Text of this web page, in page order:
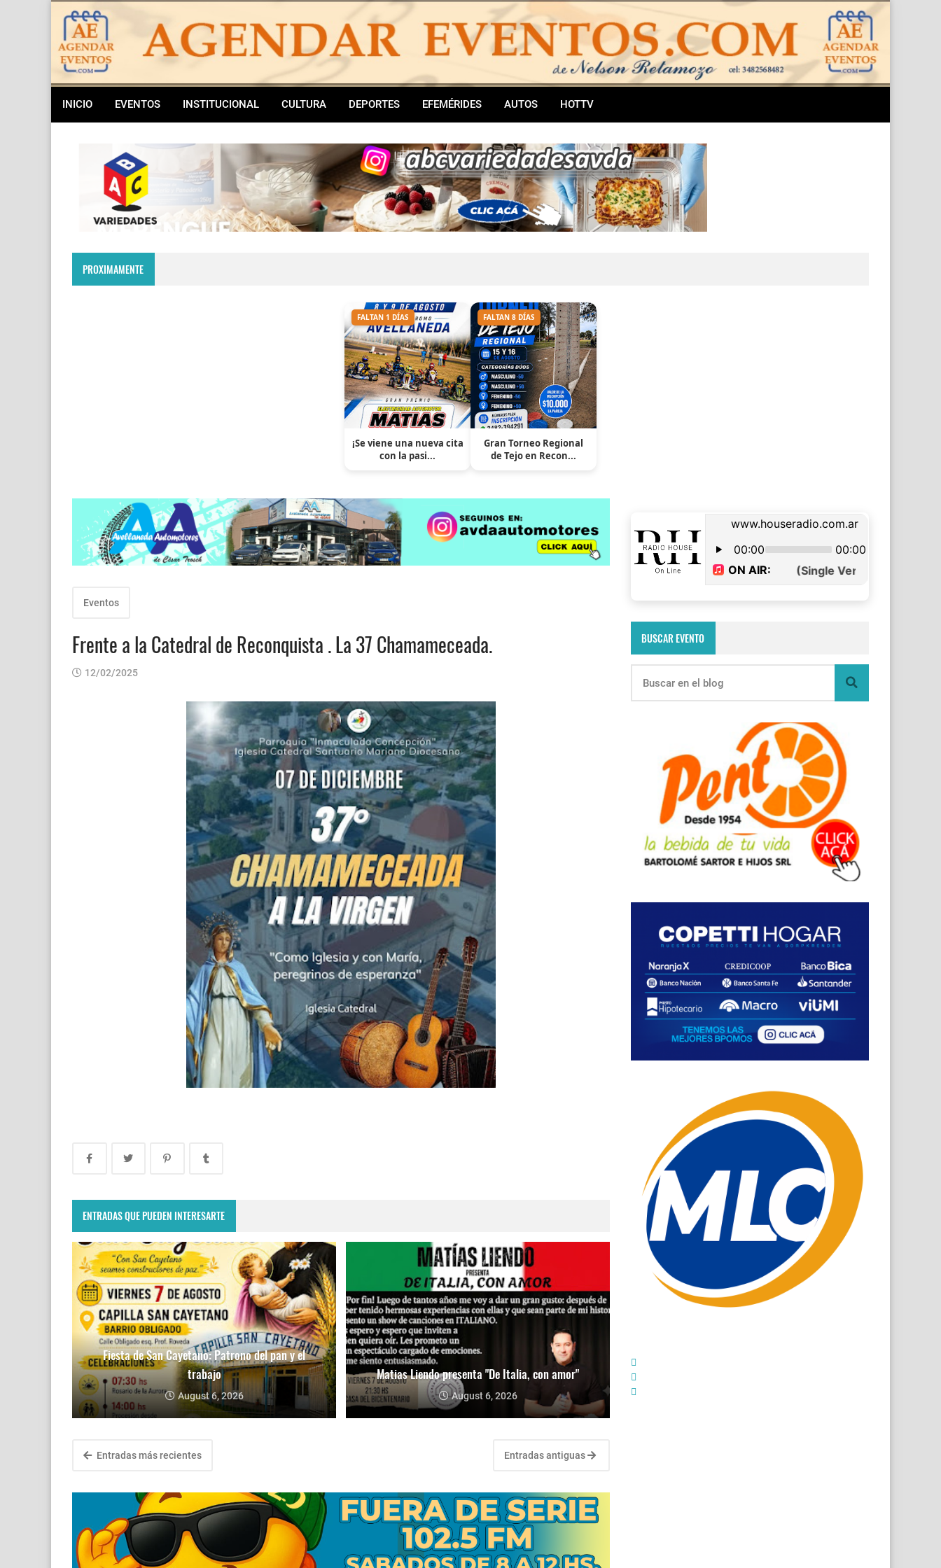
INICIO EVENTOS INSTITUCIONAL CULTURA DEPORTES EFEMÉRIDES AUTOS HOTTV
PROXIMAMENTE
FALTAN 1 DÍAS
¡Se viene una nueva cita
con la pasi...
FALTAN 8 DÍAS
Gran Torneo Regional
de Tejo en Recon...
Eventos
Frente a la Catedral de Reconquista . La 37 Chamameceada.
12/02/2025
ENTRADAS QUE PUEDEN INTERESARTE
Fiesta de San Cayetano: Patrono del pan y el
trabajo
August 6, 2026
Matias Liendo presenta "De Italia, con amor"
August 6, 2026
Entradas más recientes Entradas antiguas
BUSCAR EVENTO